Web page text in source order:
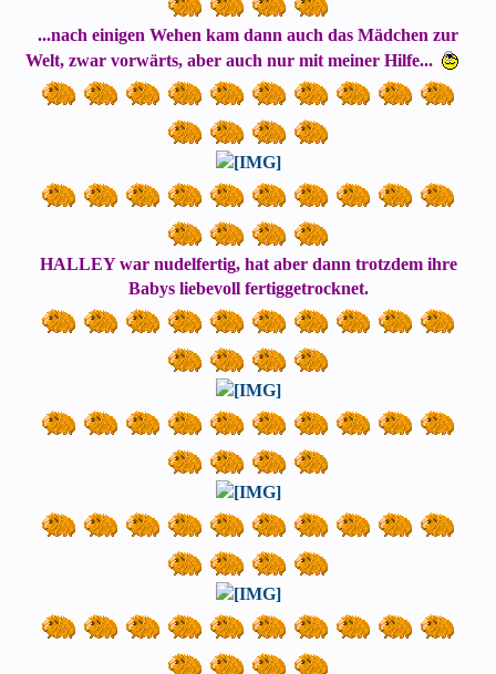
...nach einigen Wehen kam dann auch das Mädchen zur
Welt, zwar vorwärts, aber auch nur mit meiner Hilfe...
HALLEY war nudelfertig, hat aber dann trotzdem ihre
Babys liebevoll fertiggetrocknet.